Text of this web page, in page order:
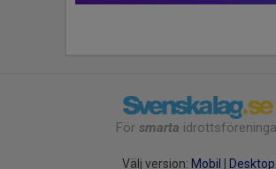
För smarta
Välj version: Mobil Desktop